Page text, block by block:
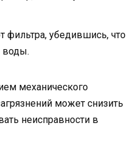
фильтра, убедившись, что
воды.
механического
может снизить
неисправности в